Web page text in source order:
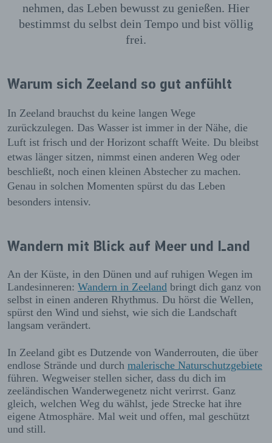
nehmen, das Leben bewusst zu genießen. Hier
bestimmst du selbst dein Tempo und bist völlig
frei.
Warum sich Zeeland so gut anfühlt
In Zeeland brauchst du keine langen Wege
zurückzulegen. Das Wasser ist immer in der Nähe, die
Luft ist frisch und der Horizont schafft Weite. Du bleibst
etwas länger sitzen, nimmst einen anderen Weg oder
beschließt, noch einen kleinen Abstecher zu machen.
Genau in solchen Momenten spürst du das Leben
besonders intensiv.
Wandern mit Blick auf Meer und Land
An der Küste, in den Dünen und auf ruhigen Wegen im
Landesinneren: Wandern in Zeeland bringt dich ganz von
selbst in einen anderen Rhythmus. Du hörst die Wellen,
spürst den Wind und siehst, wie sich die Landschaft
langsam verändert.
In Zeeland gibt es Dutzende von Wanderrouten, die über
endlose Strände und durch malerische Naturschutzgebiete
führen. Wegweiser stellen sicher, dass du dich im
zeeländischen Wanderwegenetz nicht verirrst. Ganz
gleich, welchen Weg du wählst, jede Strecke hat ihre
eigene Atmosphäre. Mal weit und offen, mal geschützt
und still.